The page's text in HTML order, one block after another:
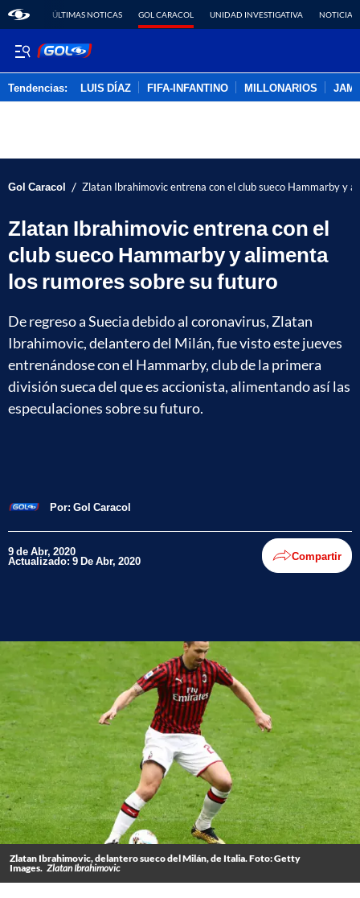
ÚLTIMAS NOTICAS GOL CARACOL UNIDAD INVESTIGATIVA NOTICIAS
Tendencias: LUIS DÍAZ FIFA-INFANTINO MILLONARIOS
Gol Caracol / Zlatan Ibrahimovic entrena con el club sueco Hammarby y
Zlatan Ibrahimovic entrena con el
club sueco Hammarby y alimenta
los rumores sobre su futuro
De regreso a Suecia debido al coronavirus, Zlatan
Ibrahimovic, delantero del Milán, fue visto este jueves
entrenándose con el Hammarby, club de la primera
división sueca del que es accionista, alimentando así las
especulaciones sobre su futuro.
Por: Gol Caracol
9 de Abr, 2020
Actualizado: 9 De Abr, 2020 Compartir
Zlatan Ibrahimovic, delantero sueco del Milán, de Italia. Foto: Getty
Images. Zlatan Ibrahimovic